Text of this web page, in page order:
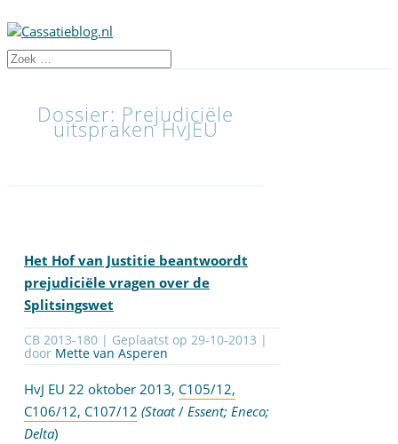
Dossier: Prejudiciële
uitspraken HvJEU
Het Hof van Justitie beantwoordt
prejudiciële vragen over de
Splitsingswet
CB 2013-180 | Geplaatst op 29-10-2013 |
door Mette van Asperen
HvJ EU 22 oktober 2013, C105/12,
C106/12, C107/12 (Staat/ Essent; Eneco;
Delta)